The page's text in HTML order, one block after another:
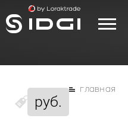
руб.
главная